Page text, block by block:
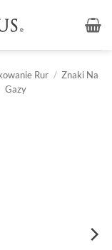
Rur / Znaki Na
Gazy